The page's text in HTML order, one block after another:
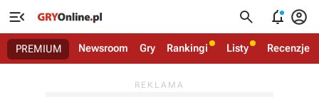
   
PREMIUM Newsroom Gry Rankingi Listy Recenzje